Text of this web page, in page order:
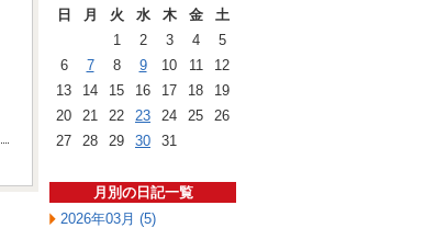
日
月 火 水 木 金
土
1
2 3 4
5
6
7 8 9 10 11
12
13
14 15 16 17 18
19
20
21 22 23 24 25
26
27
28 29 30 31
月別の日記一覧
2026年03月 (5)